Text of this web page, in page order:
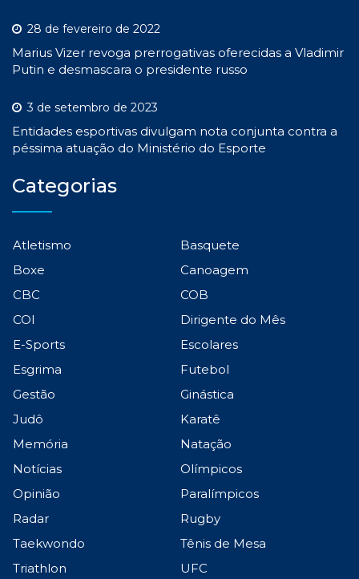
28 de fevereiro de 2022
Marius Vizer revoga prerrogativas oferecidas a Vladimir
Putin e desmascara o presidente russo
3 de setembro de 2023
Entidades esportivas divulgam nota conjunta contra a
péssima atuação do Ministério do Esporte
Categorias
Atletismo
Basquete
Boxe
Canoagem
CBC
COB
COI
Dirigente do Mês
E-Sports
Escolares
Esgrima
Futebol
Gestão
Ginástica
Judô
Karatê
Memória
Natação
Notícias
Olímpicos
Opinião
Paralímpicos
Radar
Rugby
Taekwondo
Tênis de Mesa
Triathlon
UFC